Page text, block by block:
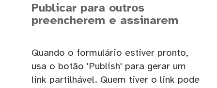
Publicar para outros
preencherem e assinarem
Quando o formulário estiver pronto,
usa o botão 'Publish' para gerar um
link partilhável. Quem tiver o link pode